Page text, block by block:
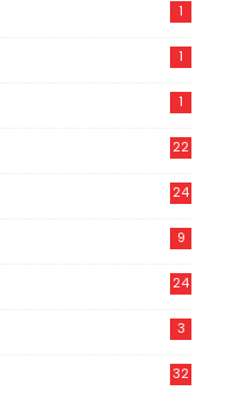
1
1
1
22
24
9
24
3
32